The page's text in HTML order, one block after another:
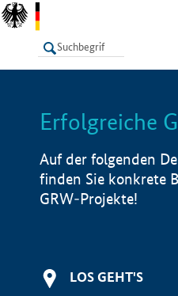
LISTE
Erfolgreiche
Auf der folgenden
finden Sie konkrete
GRW-Projekte!
LOS GEHT'S